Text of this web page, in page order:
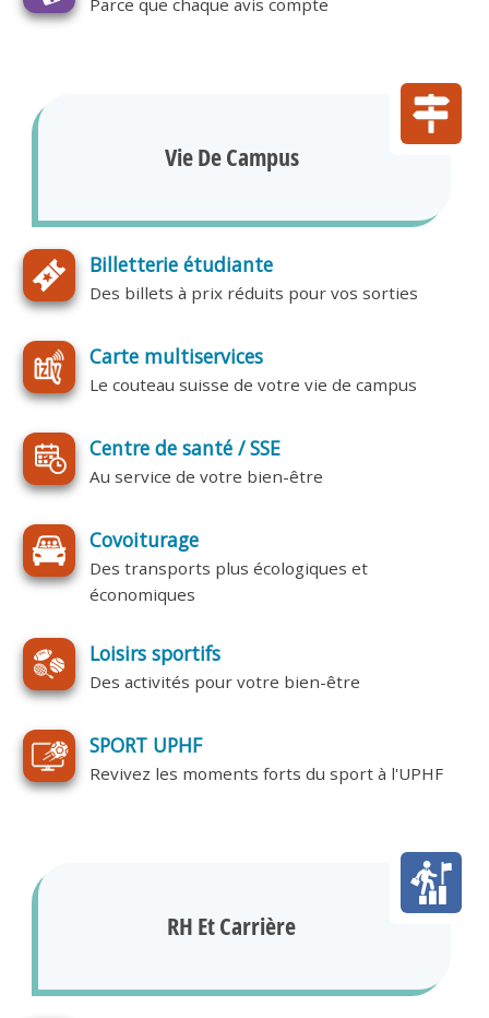
Parce que chaque avis compte
Vie De Campus
Billetterie étudiante
Des billets à prix réduits pour vos sorties
Carte multiservices
Le couteau suisse de votre vie de campus
Centre de santé / SSE
Au service de votre bien-être
Covoiturage
Des transports plus écologiques et
économiques
Loisirs sportifs
Des activités pour votre bien-être
SPORT UPHF
Revivez les moments forts du sport à l'UPHF
RH Et Carrière